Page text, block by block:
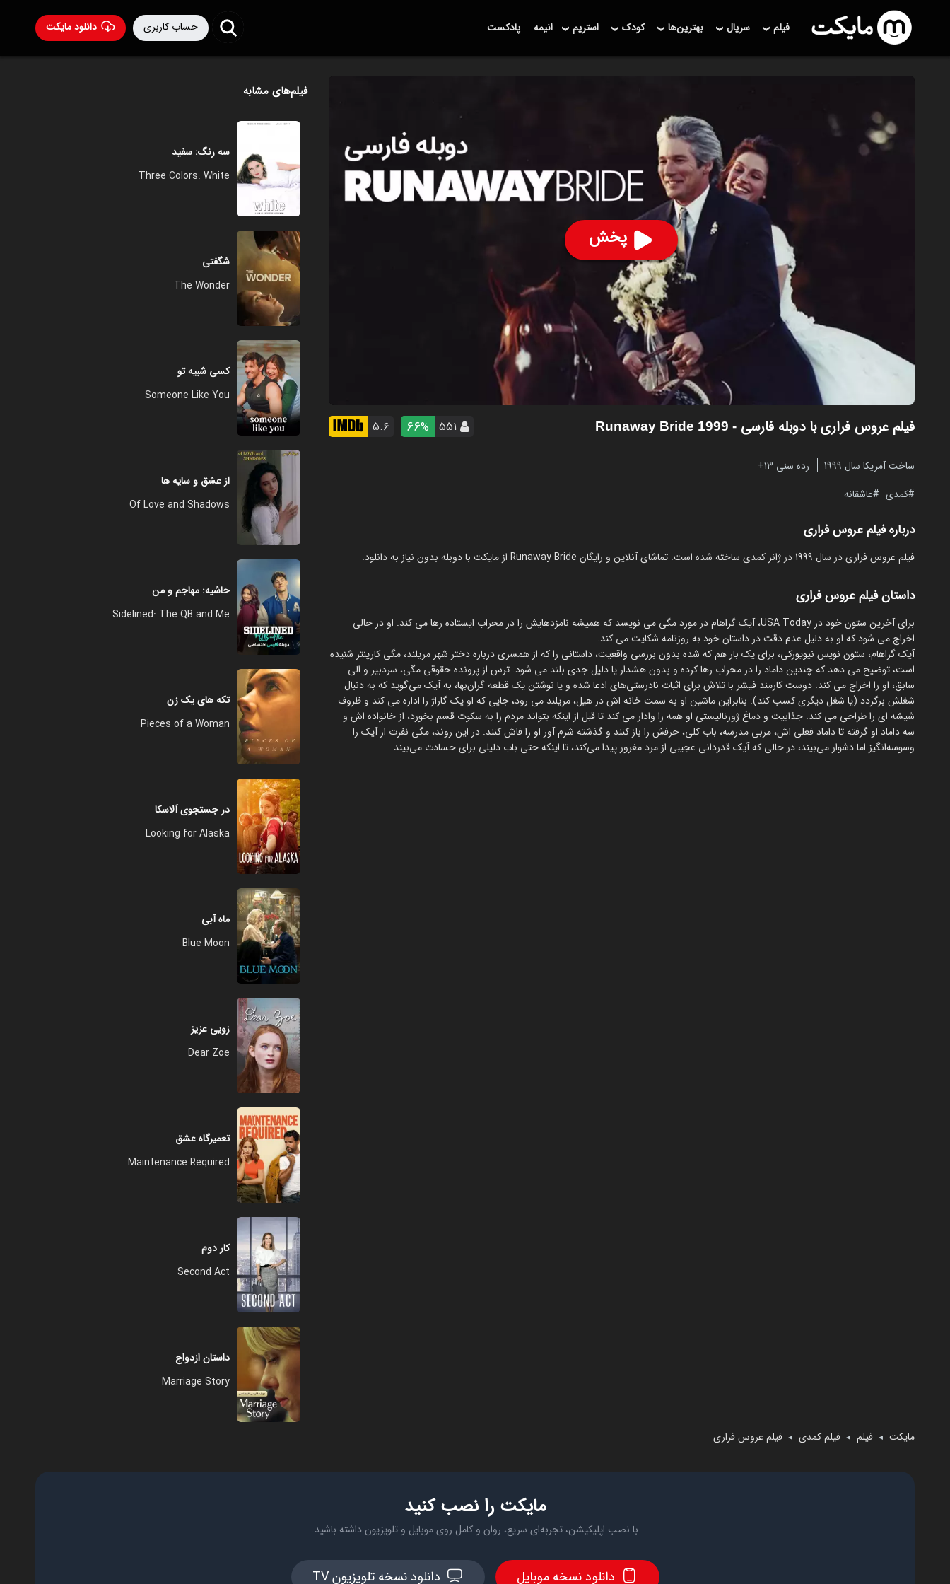
دانلود مایکت حساب کاربری فیلم سریال بهترین‌ها کودک استریم انیمه پادکست
پخش
فیلم عروس فراری با دوبله فارسی - Runaway Bride 1999 ۵۵۱ 66% ۵.۶
ساخت آمریکا سال 1999
رده سنی ۱۳+
کمدی
عاشقانه
درباره فیلم عروس فراری
فیلم عروس فراری در سال 1999 در ژانر کمدی ساخته شده است. تماشای آنلاین و رایگان Runaway Bride از مایکت با دوبله بدون نیاز به دانلود.
داستان فیلم عروس فراری
برای آخرین ستون خود در USA Today، آیک گراهام در مورد مگی می نویسد که همیشه نامزدهایش را در محراب ایستاده رها می کند. او در حالی
اخراج می شود که او به دلیل عدم دقت در داستان خود به روزنامه شکایت می کند.
آیک گراهام، ستون نویس نیویورکی، برای یک بار هم که شده بدون بررسی واقعیت، داستانی را که از همسری درباره دختر شهر مریلند، مگی کارپنتر شنیده
است، توضیح می دهد که چندین داماد را در محراب رها کرده و بدون هشدار یا دلیل جدی بلند می شود. ترس از پرونده حقوقی مگی، سردبیر و الی
سابق، او را اخراج می کند. دوست کارمند فیشر با تلاش برای اثبات نادرستی‌های ادعا شده و یا نوشتن یک قطعه گران‌بها، به آیک می‌گوید که به دنبال
شغلش برگردد (یا شغل دیگری کسب کند). بنابراین ماشین او به سمت خانه اش در هیل، مریلند می رود، جایی که او یک گاراژ را اداره می کند و ظروف
شیشه ای را طراحی می کند. جذابیت و دماغ ژورنالیستی او همه را وادار می کند تا قبل از اینکه بتواند مردم را به سکوت قسم بخورد، از خانواده اش و
سه داماد او گرفته تا داماد فعلی اش، مربی مدرسه، باب کلی، حرفش را باز کنند و گذشته شرم آور او را فاش کنند. در این روند، مگی نفرت از آیک را
وسوسه‌انگیز اما دشوار می‌بیند، در حالی که آیک قدردانی عجیبی از مرد مغرور پیدا می‌کند، تا اینکه حتی باب دلیلی برای حسادت می‌بیند.
مایکت ◄ فیلم ◄ فیلم کمدی ◄ فیلم عروس فراری
فیلم‌های مشابه
سه رنگ: سفید
Three Colors: White
شگفتی
The Wonder
کسی شبیه تو
Someone Like You
از عشق و سایه ها
Of Love and Shadows
حاشیه: مهاجم و من
Sidelined: The QB and Me
تکه های یک زن
Pieces of a Woman
در جستجوی آلاسکا
Looking for Alaska
ماه آبی
Blue Moon
زویی عزیز
Dear Zoe
تعمیرگاه عشق
Maintenance Required
کار دوم
Second Act
داستان ازدواج
Marriage Story
مایکت را نصب کنید
با نصب اپلیکیشن، تجربه‌ای سریع، روان و کامل روی موبایل و تلویزیون داشته باشید.
دانلود نسخه موبایل دانلود نسخه تلویزیون TV